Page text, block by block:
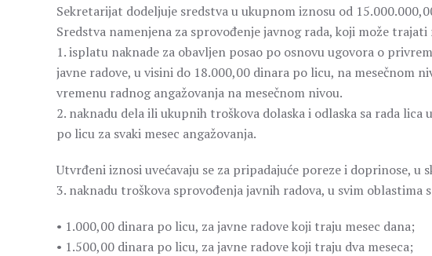
Sekretarijat dodeljuje sredstva u ukupnom iznosu od
Sredstva namenjena za sprovođenje javnog rada, koji može
1. isplatu naknade za obavljen posao po osnovu ugovora o
javne radove, u visini do 18.000,00 dinara po licu, na mesečnom
vremenu radnog angažovanja na mesečnom nivou.
2. naknadu dela ili ukupnih troškova dolaska i odlaska sa rada
po licu za svaki mesec angažovanja.
Utvrđeni iznosi uvećavaju se za pripadajuće poreze i doprinose, u
3. naknadu troškova sprovođenja javnih radova, u svim oblastima
• 1.000,00 dinara po licu, za javne radove koji traju mesec dana;
• 1.500,00 dinara po licu, za javne radove koji traju dva meseca;